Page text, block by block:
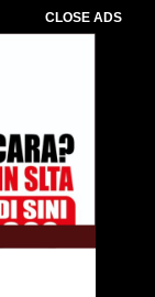
CLOSE ADS